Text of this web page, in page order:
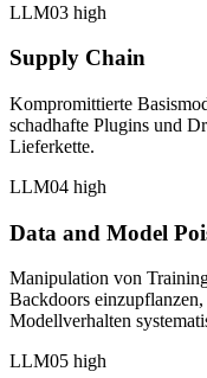
LLM03 high
Supply Chain
Kompromittierte
schadhafte Plugins und
Lieferkette.
LLM04 high
Data and Model
Manipulation von
Backdoors
Modellverhalten
LLM05 high